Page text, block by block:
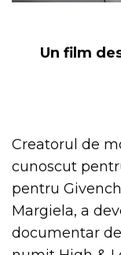
Un film
Creatorul de
cunoscut
pentru
Margiela, a
documentar